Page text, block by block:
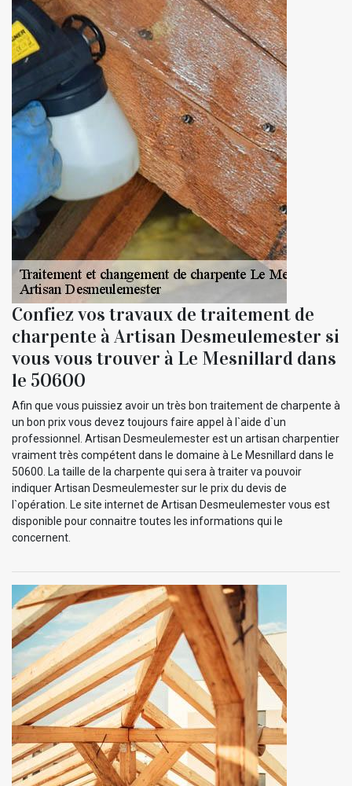
Confiez vos travaux de traitement de
charpente à Artisan Desmeulemester si
vous vous trouver à Le Mesnillard dans
le 50600
Afin que vous puissiez avoir un très bon traitement de charpente à
un bon prix vous devez toujours faire appel à l`aide d`un
professionnel. Artisan Desmeulemester est un artisan charpentier
vraiment très compétent dans le domaine à Le Mesnillard dans le
50600. La taille de la charpente qui sera à traiter va pouvoir
indiquer Artisan Desmeulemester sur le prix du devis de
l`opération. Le site internet de Artisan Desmeulemester vous est
disponible pour connaitre toutes les informations qui le
concernent.